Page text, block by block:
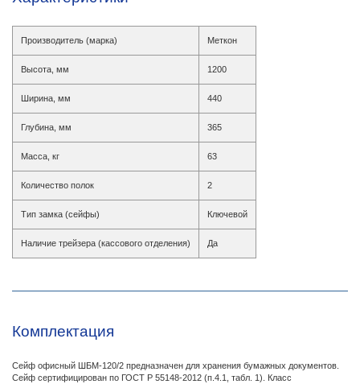
Производитель (марка) Меткон
Высота, мм 1200
Ширина, мм 440
Глубина, мм 365
Масса, кг 63
Количество полок 2
Тип замка (сейфы) Ключевой
Наличие трейзера (кассового отделения) Да
Комплектация
Сейф офисный ШБМ-120/2 предназначен для хранения бумажных документов.
Сейф сертифицирован по ГОСТ Р 55148-2012 (п.4.1, табл. 1). Класс